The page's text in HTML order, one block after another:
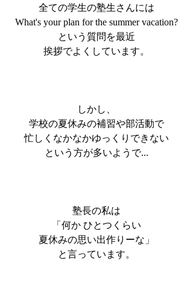
全ての学生の塾生さんには
What's your plan for the summer vacation?
という質問を最近
挨拶でよくしています。
しかし、
学校の夏休みの補習や部活動で
忙しくなかなかゆっくりできない
という方が多いようで...
塾長の私は
「何か ひとつくらい
夏休みの思い出作りーな」
と言っています。